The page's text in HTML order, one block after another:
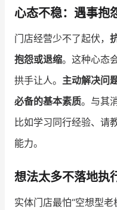
心态不稳：遇事抱
门店经营少不了起伏，
抱怨或退缩。这种心态
拱手让人。 主动解决问
必备的基本素质。与其
比如学习同行经验、请
能力。
想法太多不落地执
实体门店最怕“空想型老